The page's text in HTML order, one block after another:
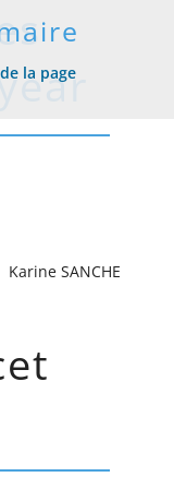
la page
Karine SANCHE